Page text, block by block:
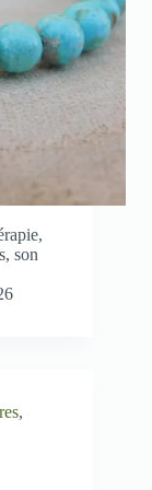
son
,